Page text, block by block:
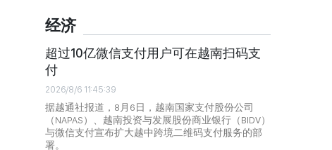
经济
超过10亿微信支付用户可在越南扫码支
付
2026/8/6 11:45:39
据越通社报道，8月6日，越南国家支付股份公司
（NAPAS）、越南投资与发展股份商业银行（BIDV）
与微信支付宣布扩大越中跨境二维码支付服务的部
署。